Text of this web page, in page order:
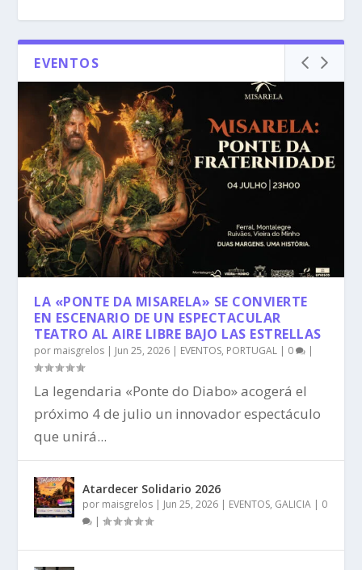
EVENTOS
LA «PONTE DA MISARELA» SE CONVIERTE
EN ESCENARIO DE UN ESPECTACULAR
TEATRO AL AIRE LIBRE BAJO LAS ESTRELLAS
por maisgrelos | Jun 25, 2026 | EVENTOS, PORTUGAL | 0 |
La legendaria «Ponte do Diabo» acogerá el
próximo 4 de julio un innovador espectáculo
que unirá...
Atardecer Solidario 2026
por maisgrelos | Jun 25, 2026 | EVENTOS, GALICIA | 0
|